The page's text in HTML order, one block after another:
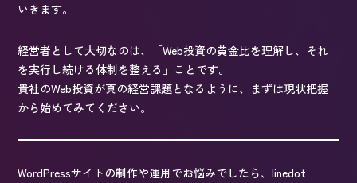
いきます。
経営者として大切なのは、「Web投資の黄金比を理解し、それ
を実行し続ける体制を整える」ことです。
貴社のWeb投資が真の経営課題となるように、まずは現状把握
から始めてみてください。
WordPressサイトの制作や運用でお悩みでしたら、linedot